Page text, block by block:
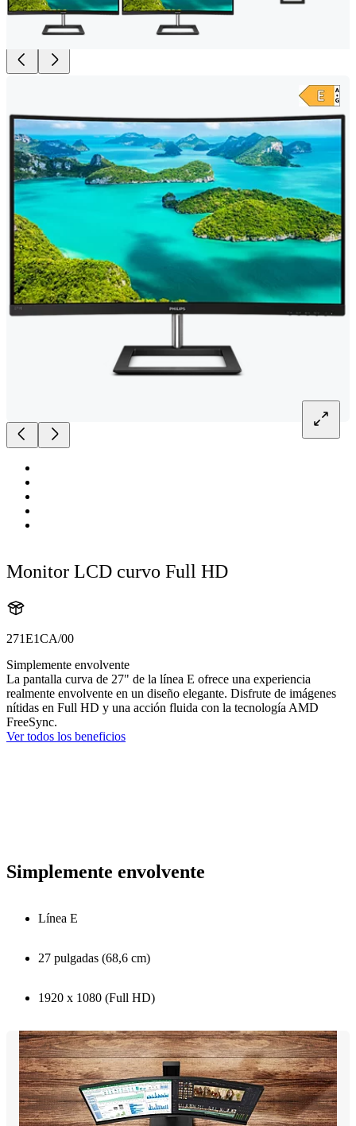
Monitor LCD curvo Full HD
271E1CA/00
Simplemente envolvente
La pantalla curva de 27" de la línea E ofrece una experiencia
realmente envolvente en un diseño elegante. Disfrute de imágenes
nítidas en Full HD y una acción fluida con la tecnología AMD
FreeSync.
Ver todos los beneficios
Simplemente envolvente
Línea E
27 pulgadas (68,6 cm)
1920 x 1080 (Full HD)